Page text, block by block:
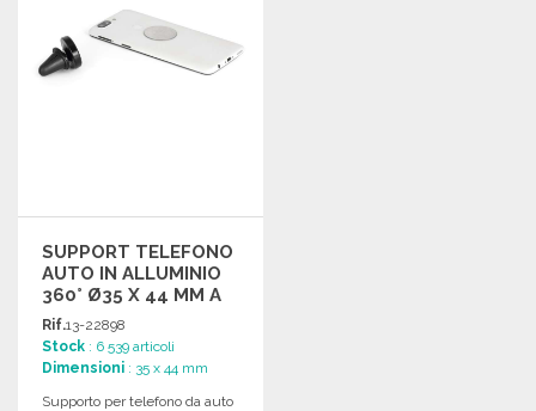
SUPPORT TELEFONO
AUTO IN ALLUMINIO
360° Ø35 X 44 MM A
PREZZI
ALL'INGROSSO
Rif.13-22898
Stock : 6 539 articoli
Dimensioni : 35 x 44 mm
Supporto per telefono da auto